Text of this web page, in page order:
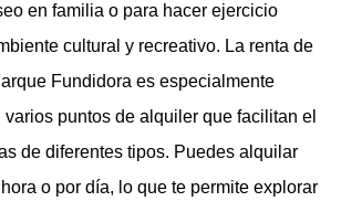
en familia o para hacer ejercicio
cultural y recreativo. La renta de
Fundidora es especialmente
puntos de alquiler que facilitan el
de diferentes tipos. Puedes alquilar
o por día, lo que te permite explorar